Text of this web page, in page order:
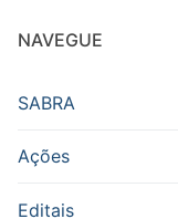
NAVEGUE
SABRA
Ações
Editais